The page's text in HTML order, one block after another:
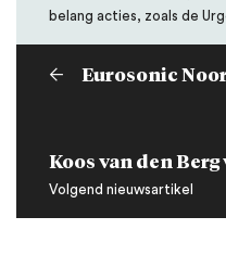
belang acties, zoals de
Volgend nieuwsartikel